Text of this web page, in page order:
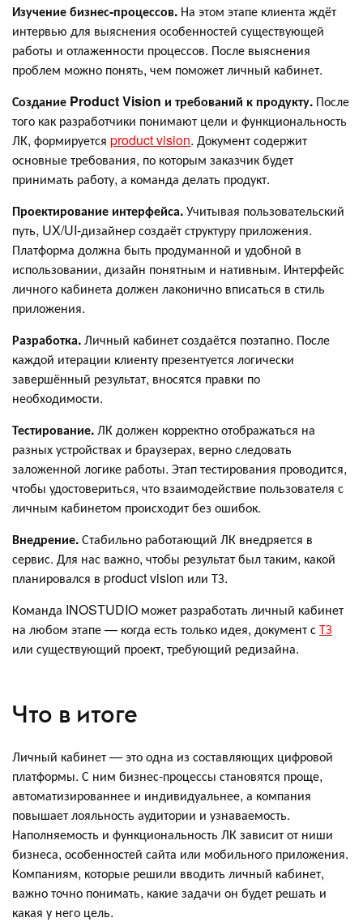
Изучение бизнес-процессов. На этом этапе клиента ждёт
интервью для выяснения особенностей существующей
работы и отлаженности процессов. После выяснения
проблем можно понять, чем поможет личный кабинет.
Создание Product Vision и требований к продукту. После
того как разработчики понимают цели и функциональность
ЛК, формируется product vision. Документ содержит
основные требования, по которым заказчик будет
принимать работу, а команда делать продукт.
Проектирование интерфейса.Учитывая пользовательский
путь, UX/UI-дизайнер создаёт структуру приложения.
Платформа должна быть продуманной и удобной в
использовании, дизайн понятным и нативным. Интерфейс
личного кабинета должен лаконично вписаться в стиль
приложения.
Разработка.Личный кабинет создаётся поэтапно. После
каждой итерации клиенту презентуется логически
завершённый результат, вносятся правки по
необходимости.
Тестирование.ЛК должен корректно отображаться на
разных устройствах и браузерах, верно следовать
заложенной логике работы. Этап тестирования проводится,
чтобы удостовериться, что взаимодействие пользователя с
личным кабинетом происходит без ошибок.
Внедрение.Стабильно работающий ЛК внедряется в
сервис. Для нас важно, чтобы результат был таким, какой
планировался в product vision или ТЗ.
Команда INOSTUDIO может разработать личный кабинет
на любом этапе — когда есть только идея, документ сТЗ
или существующий проект, требующий редизайна.
Что в итоге
Личный кабинет — это одна из составляющих цифровой
платформы. С ним бизнес-процессы становятся проще,
автоматизированнее и индивидуальнее, а компания
повышает лояльность аудитории и узнаваемость.
Наполняемость и функциональность ЛК зависит от ниши
бизнеса, особенностей сайта или мобильного приложения.
Компаниям, которые решили вводить личный кабинет,
важно точно понимать, какие задачи он будет решать и
какая у него цель.